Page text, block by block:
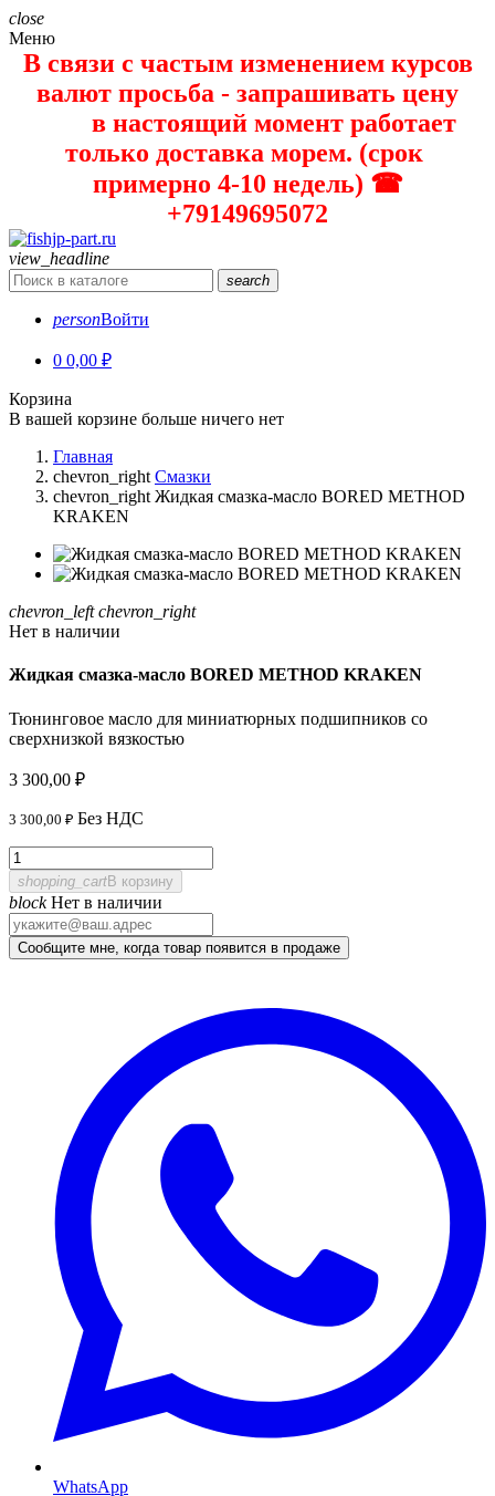
close
Меню
В связи с частым изменением курсов
валют просьба - запрашивать цену
в настоящий момент работает
только доставка морем. (срок
примерно 4-10 недель) ☎
+79149695072
view_headline
search
personВойти
0 0,00 ₽
Корзина
В вашей корзине больше ничего нет
Главная
chevron_right Смазки
chevron_right Жидкая смазка-масло BORED METHOD
KRAKEN
chevron_left chevron_right
Нет в наличии
Жидкая смазка-масло BORED METHOD KRAKEN
Тюнинговое масло для миниатюрных подшипников со
сверхнизкой вязкостью
3 300,00 ₽
3 300,00 ₽ Без НДС
shopping_cartВ корзину
blockНет в наличии
Сообщите мне, когда товар появится в продаже
WhatsApp